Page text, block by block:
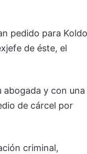
pedido para Koldo
de éste, el
abogada y con una
de cárcel por
criminal,